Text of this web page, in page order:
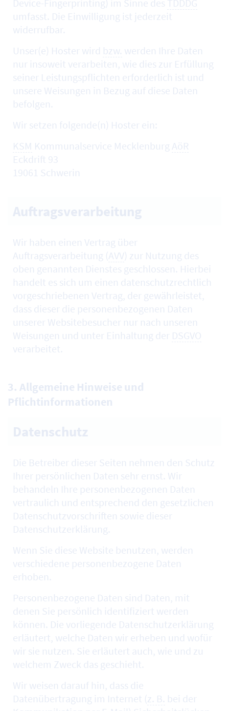
Device-Fingerprinting) im Sinne des TDDDG
umfasst. Die Einwilligung ist jederzeit
widerrufbar.
Unser(e) Hoster wird bzw. werden Ihre Daten
nur insoweit verarbeiten, wie dies zur Erfüllung
seiner Leistungspflichten erforderlich ist und
unsere Weisungen in Bezug auf diese Daten
befolgen.
Wir setzen folgende(n) Hoster ein:
KSM Kommunalservice Mecklenburg AöR
Eckdrift 93
19061 Schwerin
Wir haben einen Vertrag über
Auftragsverarbeitung (AVV) zur Nutzung des
oben genannten Dienstes geschlossen. Hierbei
handelt es sich um einen datenschutzrechtlich
vorgeschriebenen Vertrag, der gewährleistet,
dass dieser die personenbezogenen Daten
unserer Websitebesucher nur nach unseren
Weisungen und unter Einhaltung der DSGVO
verarbeitet.
3. Allgemeine Hinweise und
Pflichtinformationen
Die Betreiber dieser Seiten nehmen den Schutz
Ihrer persönlichen Daten sehr ernst. Wir
behandeln Ihre personenbezogenen Daten
vertraulich und entsprechend den gesetzlichen
Datenschutzvorschriften sowie dieser
Datenschutzerklärung.
Wenn Sie diese Website benutzen, werden
verschiedene personenbezogene Daten
erhoben.
Personenbezogene Daten sind Daten, mit
denen Sie persönlich identifiziert werden
können. Die vorliegende Datenschutzerklärung
erläutert, welche Daten wir erheben und wofür
wir sie nutzen. Sie erläutert auch, wie und zu
welchem Zweck das geschieht.
Wir weisen darauf hin, dass die
Datenübertragung im Internet (z. B. bei der